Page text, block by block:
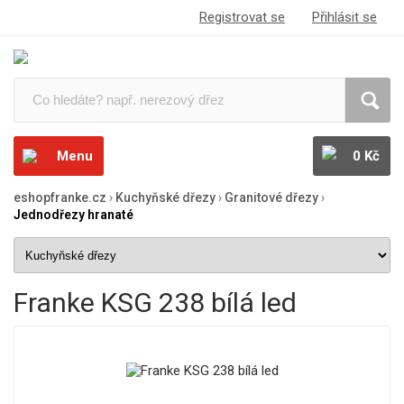
Registrovat se Přihlásit se
Menu 0 Kč
eshopfranke.cz › Kuchyňské dřezy› Granitové dřezy›
Jednodřezy hranaté
Franke KSG 238 bílá led